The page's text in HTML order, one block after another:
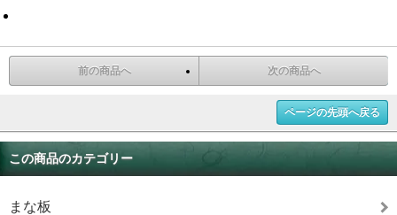
前の商品へ 次の商品へ
ページの先頭へ戻る
この商品のカテゴリー
まな板